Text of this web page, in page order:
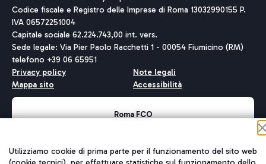
Codice fiscale e Registro delle Imprese di Roma 13032990155 P.
IVA 06572251004
Capitale sociale 62.224.743,00 int. vers.
Sede legale: Via Pier Paolo Racchetti 1 - 00054 Fiumicino (RM)
telefono +39 06 65951
Privacy policy
Note legali
Mappa sito
Accessibilità
Roma FCO
QUALITÀ SOSTENIBILITÀ INNOVAZIONE
Utilizziamo cookie di prima parte per il funzionamento del sito web